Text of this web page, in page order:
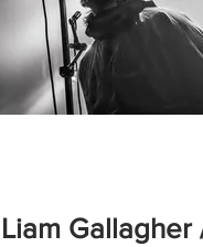
Liam Gallagher